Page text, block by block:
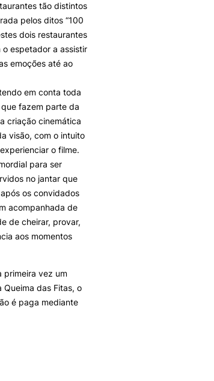
tão distintos
pelos ditos “100
dois restaurantes
espetador a assistir
emoções até ao
em conta toda
fazem parte da
criação cinemática
visão, com o intuito
o filme.
para ser
no jantar que
os convidados
acompanhada de
de cheirar, provar,
aos momentos
primeira vez um
Queima das Fitas, o
é paga mediante